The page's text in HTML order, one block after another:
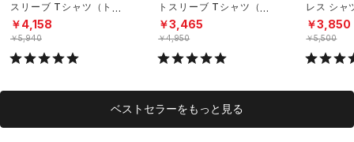
スリーブ Tシャツ（トレ
ーニング/MEN）
￥4,158
￥5,940
トスリーブ Tシャツ（ト
レーニング/MEN）
￥3,465
￥4,950
レス シャ
グ/MEN）
￥3,850
￥5,500
ベストセラーをもっと見る